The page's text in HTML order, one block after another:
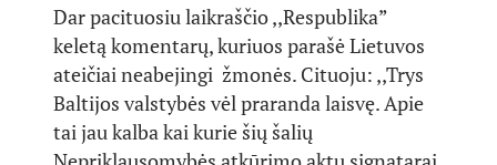
Dar pacituosiu laikraščio ,,Respublika”
keletą komentarų, kuriuos parašė Lietuvos
ateičiai neabejingi žmonės. Cituoju: ,,Trys
Baltijos valstybės vėl praranda laisvę. Apie
tai jau kalba kai kurie šių šalių